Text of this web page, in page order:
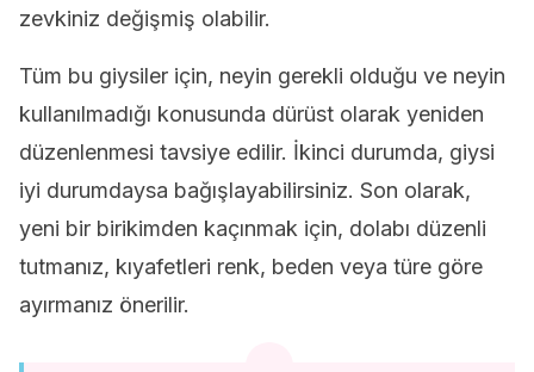
zevkiniz değişmiş olabilir.
Tüm bu giysiler için, neyin gerekli olduğu ve neyin
kullanılmadığı konusunda dürüst olarak yeniden
düzenlenmesi tavsiye edilir. İkinci durumda, giysi
iyi durumdaysa bağışlayabilirsiniz. Son olarak,
yeni bir birikimden kaçınmak için, dolabı düzenli
tutmanız, kıyafetleri renk, beden veya türe göre
ayırmanız önerilir.